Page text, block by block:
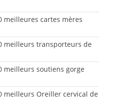
meilleures cartes mères
meilleurs transporteurs de
meilleurs soutiens gorge
meilleurs Oreiller cervical de